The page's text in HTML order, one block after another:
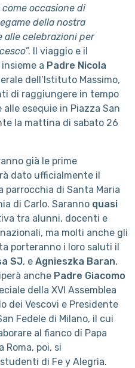
occasione di
della nostra
alle celebrazioni per
”. Il viaggio e il
a Padre Nicola
dell’Istituto Massimo,
di raggiungere in tempo
esequie in Piazza San
la mattina di sabato 26
già le prime
dato ufficialmente il
parrocchia di Santa Maria
di Carlo. Saranno quasi
tra alunni, docenti e
ma molti anche gli
porteranno i loro saluti il
SJ, e Agnieszka Baran,
anche Padre Giacomo
della XVI Assemblea
dei Vescovi e Presidente
Fedele di Milano, il cui
al fianco di Papa
Roma, poi, si
di Fe y Alegrìa.